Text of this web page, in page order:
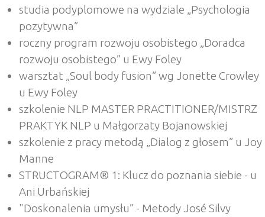
studia podyplomowe na wydziale „Psychologia
pozytywna”
roczny program rozwoju osobistego „Doradca
rozwoju osobistego” u Ewy Foley
warsztat „Soul body fusion” wg Jonette Crowley
u Ewy Foley
szkolenie NLP MASTER PRACTITIONER/MISTRZ
PRAKTYK NLP u Małgorzaty Bojanowskiej
szkolenie z pracy metodą „Dialog z głosem” u Joy
Manne
STRUCTOGRAM® 1: Klucz do poznania siebie - u
Ani Urbańskiej
"Doskonalenia umysłu” - Metody José Silvy